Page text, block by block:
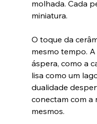
molhada. Cada
miniatura.
O toque da
mesmo tempo.
áspera, como a
lisa como um
dualidade
conectam com a
mesmos.